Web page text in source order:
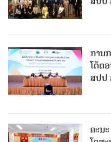
ການ
ໂຕ້ຕ
ສປປ
ຄະນ